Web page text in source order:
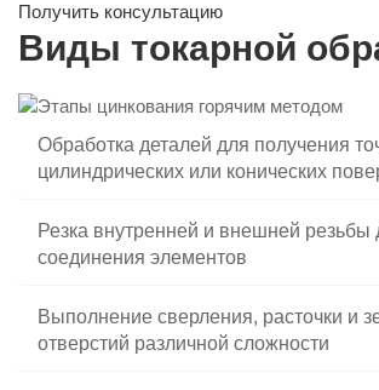
Получить консультацию
Виды токарной
Обработка деталей для получения
цилиндрических или конических
Резка внутренней и внешней резьбы
соединения элементов
Выполнение сверления, расточки и
отверстий различной сложности